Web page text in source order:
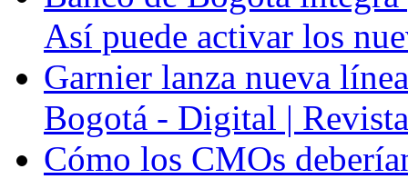
Así puede activar los
Garnier lanza nueva
Bogotá - Digital |
Cómo los CMOs